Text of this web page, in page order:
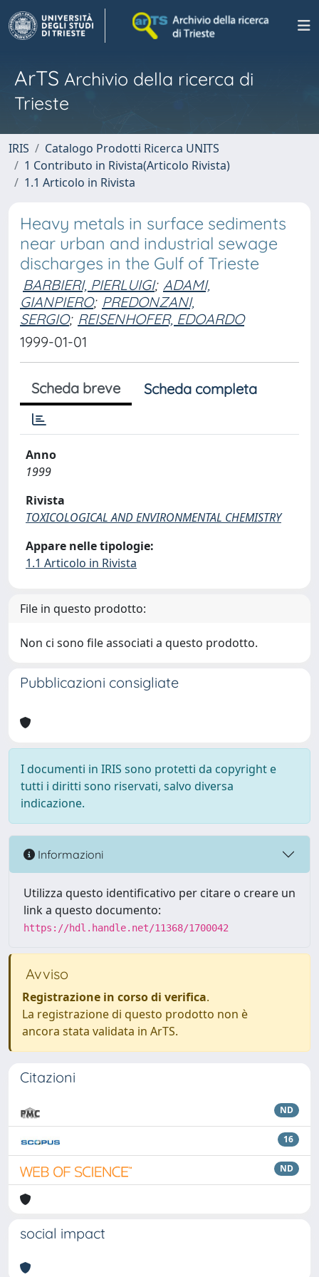
ArTS Archivio della ricerca di
Trieste
IRIS
Catalogo Prodotti Ricerca UNITS
1 Contributo in Rivista(Articolo Rivista)
1.1 Articolo in Rivista
Heavy metals in surface sediments
near urban and industrial sewage
discharges in the Gulf of Trieste
BARBIERI, PIERLUIGI; ADAMI,
GIANPIERO; PREDONZANI,
SERGIO; REISENHOFER, EDOARDO
1999-01-01
Scheda breve Scheda completa
Anno
1999
Rivista
TOXICOLOGICAL AND ENVIRONMENTAL CHEMISTRY
Appare nelle tipologie:
1.1 Articolo in Rivista
File in questo prodotto:
Non ci sono file associati a questo prodotto.
Pubblicazioni consigliate
I documenti in IRIS sono protetti da copyright e
tutti i diritti sono riservati, salvo diversa
indicazione.
Informazioni
Utilizza questo identificativo per citare o creare un
link a questo documento:
https://hdl.handle.net/11368/1700042
Avviso
Registrazione in corso di verifica.
La registrazione di questo prodotto non è
ancora stata validata in ArTS.
Citazioni
ND
16
ND
social impact